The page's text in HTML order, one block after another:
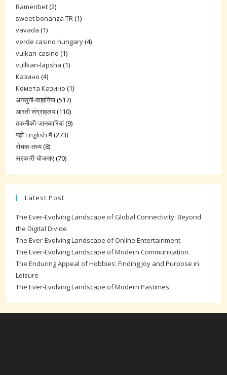
Ramenbet(2)
sweet bonanza TR(1)
vavada (1)
verde casino hungary(4)
vulkan-casino (1)
vullkan-lapsha (1)
Казино (4)
Комета Казино (1)
अनसुनी-कहानिया(517)
आरती संग्राहलय(110)
तकनीकी-जानकारियां(9)
पढ़ो English में(273)
रोचक-तथ्य(8)
सरकारी-योजनाए(70)
Latest Post
The Ever-Evolving Landscape of Global Connectivity: Beyond
the Digital Divide
The Ever-Evolving Landscape of Online Entertainment
The Ever-Evolving Landscape of Modern Communication
The Enduring Appeal of Hobbies: Finding Joy and Purpose in
Leisure
The Ever-Evolving Landscape of Modern Pastimes